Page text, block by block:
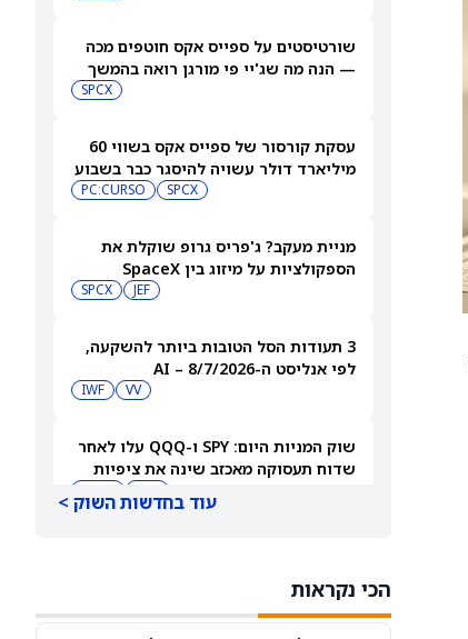
שורטיסטים על ספייס אקס חוטפים מכה
— הנה מה שג'יי פי מורגן רואה בהמשך
SPCX
עסקת קורסור של ספייס אקס בשווי 60
מיליארד דולר עשויה להיסגר כבר בשבוע
SPCX
PC:CURSO
מניית מעקב? ג'פריס גרופ שוקלת את
הספקולציות על מיזוג בין SpaceX
JEF
SPCX
3 תעודות הסל הטובות ביותר להשקעה,
לפי אנליסט ה-AI – 8/7/2026
VV
IWF
שוק המניות היום: SPY ו-QQQ עלו לאחר
שדוח תעסוקה מאכזב שינה את ציפיות
עוד בחדשות השוק >
הכי נקראות